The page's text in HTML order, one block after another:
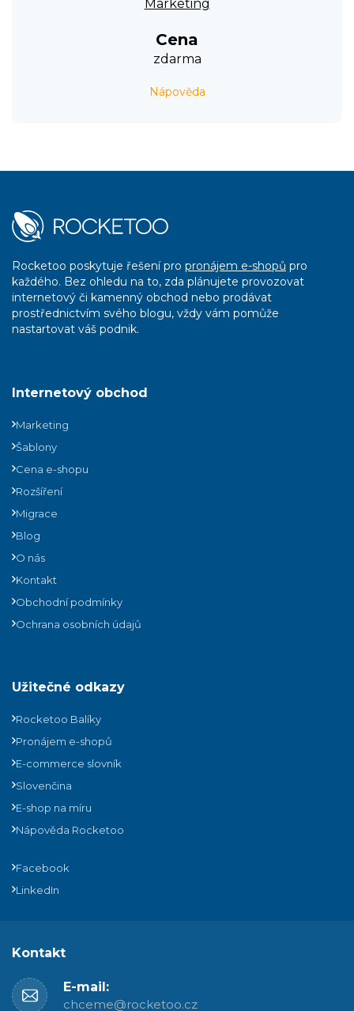
Marketing
Cena
zdarma
Nápověda
Rocketoo poskytuje řešení pro pronájem e-shopů pro
každého. Bez ohledu na to, zda plánujete provozovat
internetový či kamenný obchod nebo prodávat
prostřednictvím svého blogu, vždy vám pomůže
nastartovat váš podnik.
Internetový obchod
Marketing
Šablony
Cena e-shopu
Rozšíření
Migrace
Blog
O nás
Kontakt
Obchodní podmínky
Ochrana osobních údajů
Užitečné odkazy
Rocketoo Balíky
Pronájem e-shopů
E-commerce slovník
Slovenčina
E-shop na míru
Nápověda Rocketoo
Facebook
LinkedIn
Kontakt
E-mail:
chceme@rocketoo.cz